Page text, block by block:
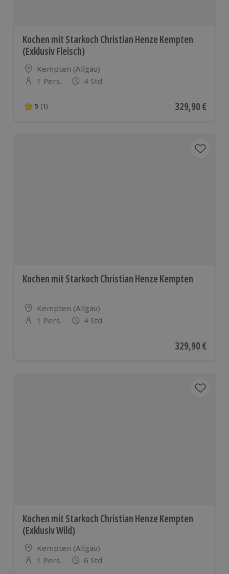
Kochen mit Starkoch Christian Henze Kempten
(Exklusiv Fleisch)
Standort
Kempten (Allgäu)
Anzahl der Teilnehmer
1 Pers. 4 Std
5 von 5 Sternen basierend auf 1 Bewertungen
5 (1) Aktueller Preis
329,90 €
Kochen mit Starkoch Christian Henze Kempten
Standort
Kempten (Allgäu)
Anzahl der Teilnehmer
1 Pers. 4 Std
Aktueller Preis
329,90 €
Kochen mit Starkoch Christian Henze Kempten
(Exklusiv Wild)
Standort
Kempten (Allgäu)
Anzahl der Teilnehmer
1 Pers. 6 Std